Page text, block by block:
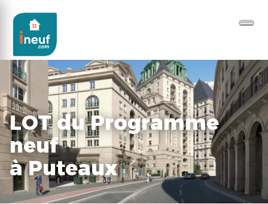
LOT du Programme
neuf
à Puteaux